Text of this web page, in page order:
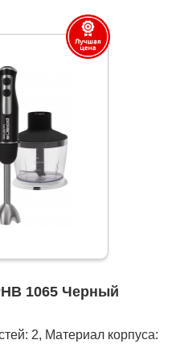
1065 Черный
2, Материал корпуса: